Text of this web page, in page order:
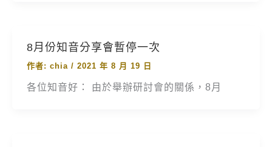
8月份知音分享會暫停一次
作者: chia / 2021 年 8 月 19 日
各位知音好： 由於舉辦研討會的關係，8月